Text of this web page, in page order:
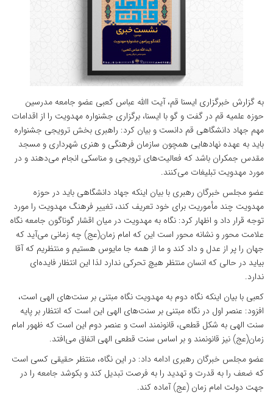
به گزارش خبرگزاری ایسنا قم، آیت االله عباس کعبی عضو جامعه مدرسین
حوزه علمیه قم در گفت و گو با ایسنا، برگزاری جشنواره مهدویت را از اقدامات
مهم جهاد دانشگاهی قم دانست و بیان کرد: راهبری بخش ترویجی جشنواره
باید به عهده نهادهایی همچون سازمان فرهنگی و هنری شهرداری و مسجد
مقدس جمکران باشد که فعالیت‌های ترویجی و مناسکی انجام می‌دهند و در
مورد مهدویت تبلیغات می‌کنند.
عضو مجلس خبرگان رهبری با بیان اینکه جهاد دانشگاهی باید در حوزه
مهدویت چند مأموریت برای خود تعریف کند، تغییر فرهنگ مهدویت را مورد
توجه قرار داد و اظهار کرد: نگاه به مهدویت در میان اقشار گوناگون جامعه نگاه
علامت محور و نشانه محور است این که امام زمان(عج) چه زمانی می‌آید که
جهان را پر از عدل و داد کند و ما از همه جا مایوس هستیم و منتظریم که آقا
بیاید در حالی که انسان منتظر هیچ تحرکی ندارد لذا این انتظار فایده‌ای
ندارد.
کعبی با بیان اینکه نگاه دوم به مهدویت نگاه مبتنی بر سنت‌های الهی است،
افزود: عنصر اول در نگاه مبتنی بر سنت‌های الهی این است که انتظار بر پایه
سنت الهی به شکل قطعی، قانونمند است و عنصر دوم این است که ظهور امام
زمان(عج) نیز قانونمند و بر اساس سنت قطعی الهی اتفاق می‌افتد.
عضو مجلس خبرگان رهبری ادامه داد: در این نگاه، منتظر حقیقی کسی است
که ضعف را به قدرت و تهدید را به فرصت تبدیل کند و بکوشد جامعه را در
جهت دولت امام زمان (عج) آماده کند.